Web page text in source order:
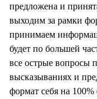
предложена и
выходим за рамки
принимаем
будет по большей
все острые вопросы
высказываниях и
формат себя на